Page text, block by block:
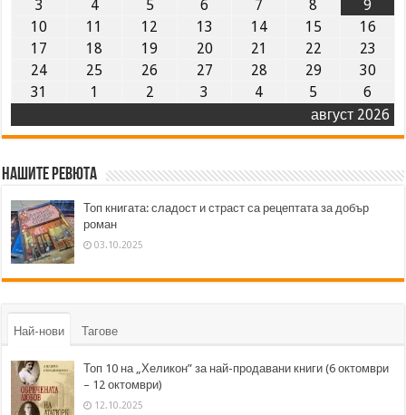
август 2026
3 4 5 6 7 8
9
10
11 12 13 14 15
16
17
18 19 20 21 22
23
24
25 26 27 28 29
30
31
1 2 3 4 5 6
Нашите ревюта
Топ книгата: сладост и страст са рецептата за добър
роман
03.10.2025
Най-нови Тагове
Топ 10 на „Хеликон” за най-продавани книги (6 октомври
– 12 октомври)
12.10.2025